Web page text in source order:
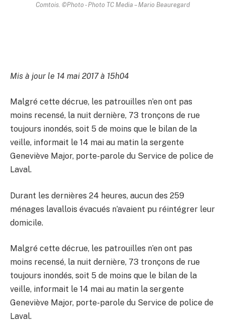
Comtois. ©Photo - Photo TC Media – Mario Beauregard
Mis à jour le 14 mai 2017 à 15h04
Malgré cette décrue, les patrouilles n’en ont pas
moins recensé, la nuit dernière, 73 tronçons de rue
toujours inondés, soit 5 de moins que le bilan de la
veille, informait le 14 mai au matin la sergente
Geneviève Major, porte-parole du Service de police de
Laval.
Durant les dernières 24 heures, aucun des 259
ménages lavallois évacués n’avaient pu réintégrer leur
domicile.
Malgré cette décrue, les patrouilles n’en ont pas
moins recensé, la nuit dernière, 73 tronçons de rue
toujours inondés, soit 5 de moins que le bilan de la
veille, informait le 14 mai au matin la sergente
Geneviève Major, porte-parole du Service de police de
Laval.